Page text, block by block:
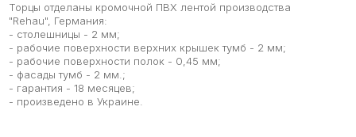
Торцы отделаны кромочной ПВХ лентой производства
"Rehau", Германия:
- столешницы - 2 мм;
- рабочие поверхности верхних крышек тумб - 2 мм;
- рабочие поверхности полок - 0,45 мм;
- фасады тумб - 2 мм.;
- гарантия - 18 месяцев;
- произведено в Украине.